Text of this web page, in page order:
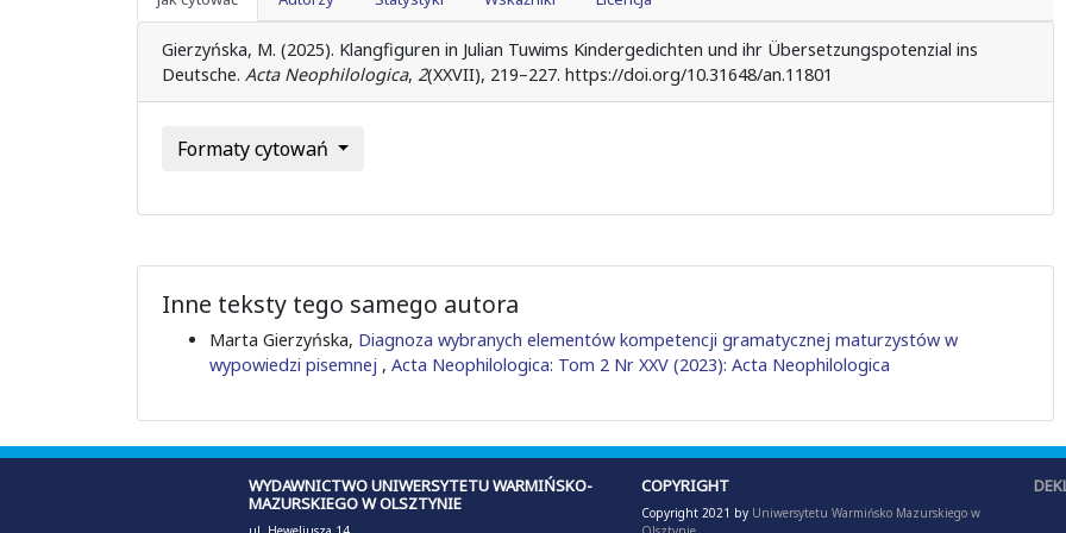
Gierzyńska, M. (2025). Klangfiguren in Julian Tuwims Kindergedichten und ihr Übersetzungspotenzial ins
Deutsche. Acta Neophilologica, 2(XXVII), 219–227. https://doi.org/10.31648/an.11801
Formaty cytowań
Inne teksty tego samego autora
Marta Gierzyńska, Diagnoza wybranych elementów kompetencji gramatycznej maturzystów w
wypowiedzi pisemnej , Acta Neophilologica: Tom 2 Nr XXV (2023): Acta Neophilologica
WYDAWNICTWO UNIWERSYTETU WARMIŃSKO-
MAZURSKIEGO W OLSZTYNIE
COPYRIGHT
Copyright 2021 by Uniwersytetu Warmińsko Mazurskiego w